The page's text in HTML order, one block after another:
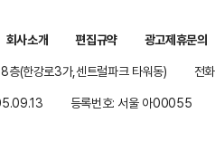
회사소개 편집규약
광고제휴문의
층(한강로3가,센트럴파크 타워동)
전
등록번호: 서울 아00055